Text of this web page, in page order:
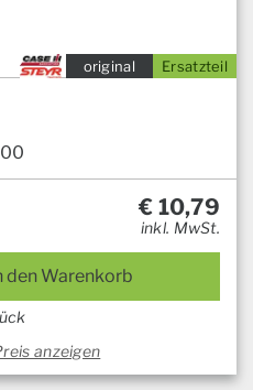
Ersatzteil
original
€ 10,79
inkl. MwSt.
den Warenkorb
anzeigen